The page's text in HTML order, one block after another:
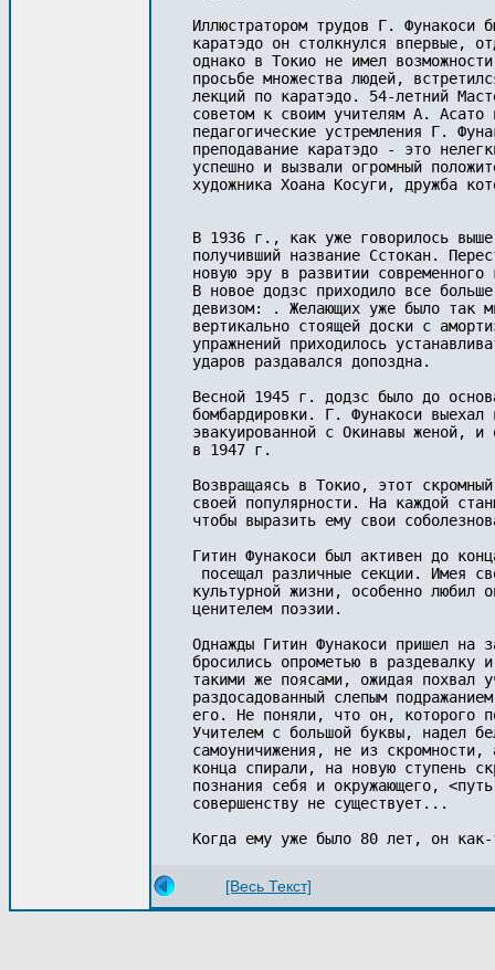
Иллюстратором трудов Г.
каратэдо он столкнулся впервые,
однако в Токио не имел
просьбе множества людей,
лекций по каратэдо. 54-летний
советом к своим учителям А.
педагогические устремления Г.
преподавание каратэдо - это
успешно и вызвали огромный
художника Хоана Косуги, дружба
В 1936 г., как уже говорилось
получивший название Сстокан.
новую эру в развитии
В новое додзс приходило все
девизом: . Желающих уже было так
вертикально стоящей доски с
упражнений приходилось
ударов раздавался допоздна.
Весной 1945 г. додзс было до
бомбардировки. Г. Фунакоси
эвакуированной с Окинавы женой,
в 1947 г.
Возвращаясь в Токио, этот
своей популярности. Hа каждой
чтобы выразить ему свои
Гитин Фунакоси был активен до
посещал различные секции. Имея
культурной жизни, особенно любил
ценителем поэзии.
Однажды Гитин Фунакоси пришел на
бросились опрометью в
такими же поясами, ожидая
раздосадованный слепым
его. Hе поняли, что он, которого
Учителем с большой буквы, надел
самоуничижения, не из
конца спирали, на новую ступень
познания себя и окружающего,
совершенству не существует...
[Весь Текст]